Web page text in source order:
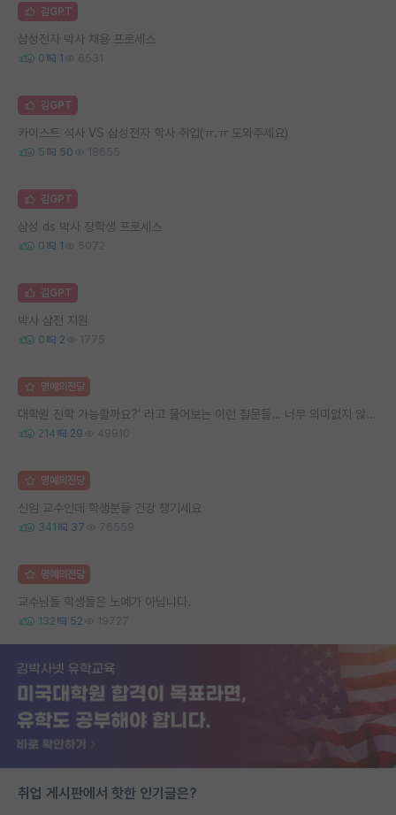
김GPT
삼성전자 박사 채용 프로세스
0 1 6531
김GPT
카이스트 석사 VS 삼성전자 학사 취업(ㅠ.ㅠ 도와주세요)
5 50 18655
김GPT
삼성 ds 박사 장학생 프로세스
0 1 5072
김GPT
박사 삼전 지원
0 2 1775
명예의전당
대학원 진학 가능할까요?’ 라고 물어보는 이런 질문들… 너무 의미없지 않나요?
214 29 49910
명예의전당
신임 교수인데 학생분들 건강 챙기세요
341 37 76559
명예의전당
교수님들 학생들은 노예가 아닙니다.
132 52 19727
취업 게시판에서 핫한 인기글은?